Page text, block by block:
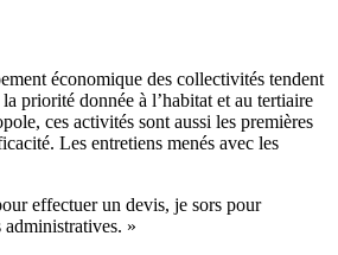
économique des collectivités tendent
priorité donnée à l’habitat et au tertiaire
ces activités sont aussi les premières
Les entretiens menés avec les
effectuer un devis, je sors pour
administratives. »